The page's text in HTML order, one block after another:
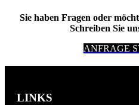
Sie haben Fragen oder
Schreiben Sie
ANFRAGE
LINKS